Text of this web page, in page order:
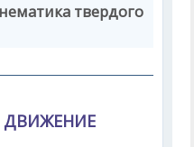
твердого
ДВИЖЕНИЕ